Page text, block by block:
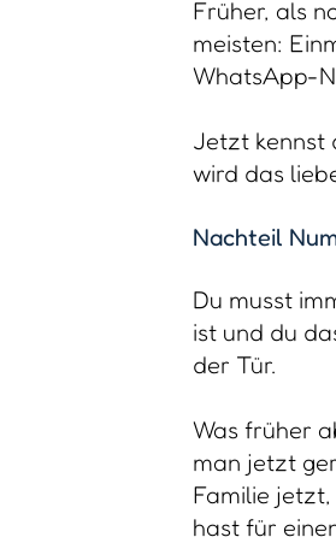
Früher, als
meisten:
WhatsApp-
Jetzt kennst
wird das
Nachteil
Du musst
ist und du
der Tür.
Was früher
man jetzt
Familie
hast für